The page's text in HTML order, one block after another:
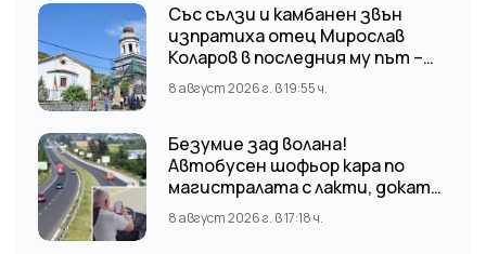
Със сълзи и камбанен звън
изпратиха отец Мирослав
Коларов в последния му път –
Пловдивският митрополит
Николай отслужи опелото
8 август 2026 г. в 19:55 ч.
Безумие зад волана!
Автобусен шофьор кара по
магистралата с лакти, докато
гледа TikTok
8 август 2026 г. в 17:18 ч.